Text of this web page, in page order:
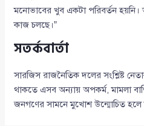
মনোভাবের খুব একটা পরিবর্তন হয়নি।
কাজ চলছে।”
সতর্কবার্তা
সারজিস রাজনৈতিক দলের সংশ্লিষ্ট
থাকতে এসব অন্যায় অপকর্ম, মামলা
জনগণের সামনে মুখোশ উন্মোচিত